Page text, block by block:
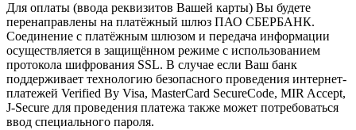
Для оплаты (ввода реквизитов Вашей карты) Вы будете
перенаправлены на платёжный шлюз ПАО СБЕРБАНК.
Соединение с платёжным шлюзом и передача информации
осуществляется в защищённом режиме с использованием
протокола шифрования SSL. В случае если Ваш банк
поддерживает технологию безопасного проведения интернет-
платежей Verified By Visa, MasterCard SecureCode, MIR Accept,
J-Secure для проведения платежа также может потребоваться
ввод специального пароля.